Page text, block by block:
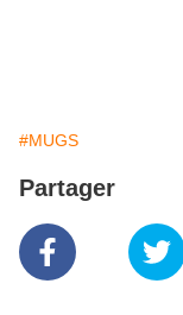
#MUGS
Partager